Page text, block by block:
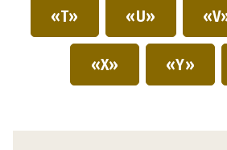
«T» «U»
«X» «Y»